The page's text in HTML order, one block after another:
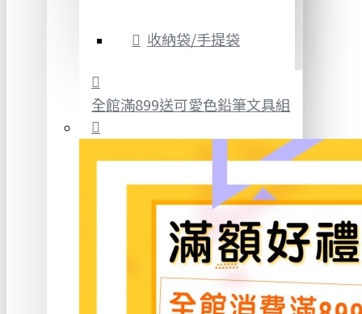
收納袋/手提袋
全館滿899送可愛色鉛筆文具組